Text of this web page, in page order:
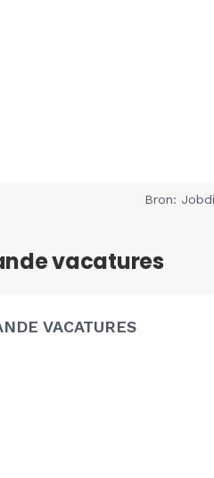
Bron:
vacatures
VACATURES